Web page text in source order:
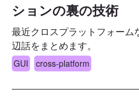
ションの裏の技術
最近クロスプラットフォー
辺話をまとめます。
GUI cross-platform